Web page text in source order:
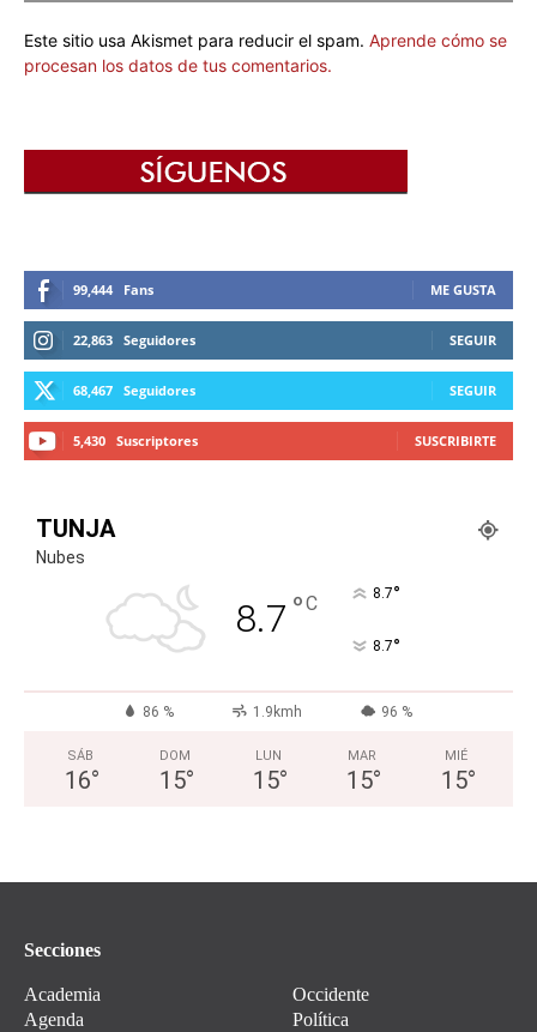
Este sitio usa Akismet para reducir el spam. Aprende cómo se
procesan los datos de tus comentarios.
99,444 Fans ME GUSTA
22,863 Seguidores SEGUIR
68,467 Seguidores SEGUIR
5,430 Suscriptores SUSCRIBIRTE
TUNJA
Nubes
8.7 °C 8.7°
8.7°
86 % 1.9kmh 96 %
SÁB
16°
DOM
15°
LUN
15°
MAR
15°
MIÉ
15°
Secciones
Academia
Agenda
Occidente
Política